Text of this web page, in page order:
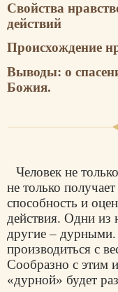
Тематическое
Семья и здоровье
Свойства
действий
Происхождение
Выводы: о
Божия.
Человек не
не только
способность и
действия. Одни
другие –
производиться с
Сообразно с этим
«дурной» будет